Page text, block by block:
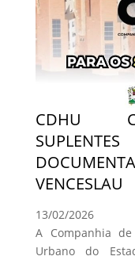
CDHU
VENCESLAU
13/02/2026
A Companhia
Urbano do